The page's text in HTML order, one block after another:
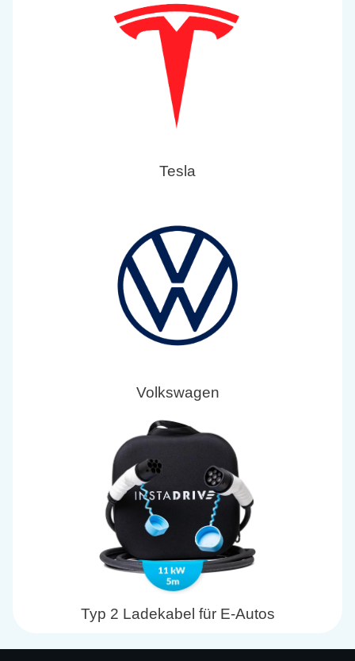
Tesla
Volkswagen
Typ 2 Ladekabel für E-Autos